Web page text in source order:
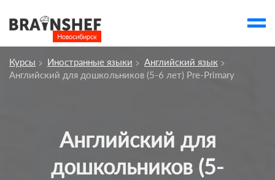
Новосибирск
Посмотреть по России
О компании
Курсы Иностранные языки
Английский язык
Английский для дошкольников (5-6 лет) Pre-Primary
Английский для
дошкольников (5-